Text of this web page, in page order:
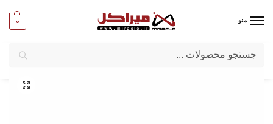
منو 0
میراکل/کامپیوتر/قطعات اصلی